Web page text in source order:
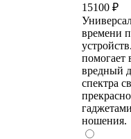
15100 ₽
времени
помогает
вредный
спектра
ношения.